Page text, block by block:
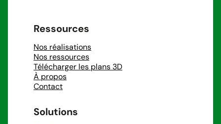
Ressources
Nos réalisations
Nos ressources
Télécharger les plans 3D
À propos
Contact
Solutions